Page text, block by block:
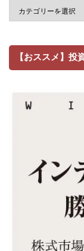
【おススメ】投